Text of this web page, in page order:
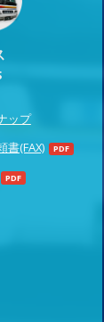
ップ
書(FAX)
PDF
PDF